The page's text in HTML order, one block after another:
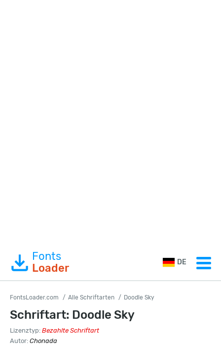
Fonts
Loader
DE
FontsLoader.com Alle Schriftarten Doodle Sky
Schriftart: Doodle Sky
Lizenztyp: Bezahlte Schriftart
Autor: Chonada